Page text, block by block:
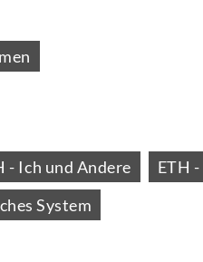
- Ich und Andere
ETH
System